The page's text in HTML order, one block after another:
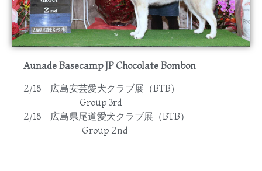
Aunade Basecamp JP Chocolate Bombon
2/18 広島安芸愛犬クラブ展（BTB)
Group 3rd
2/18 広島県尾道愛犬クラブ展（BTB）
Group 2nd